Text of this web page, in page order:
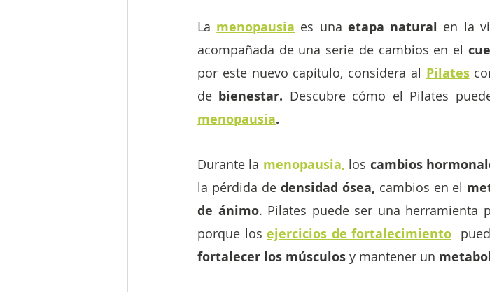
La menopausia es una etapa natural en la
acompañada de una serie de cambios en el
por este nuevo capítulo, considera al Pilates
de bienestar.
menopausia.
Durante la menopausia, los cambios
la pérdida de densidad ósea, cambios en el
de ánimo. Pilates puede ser una herramienta
porque los ejercicios de fortalecimiento
fortalecer los músculos y mantener un